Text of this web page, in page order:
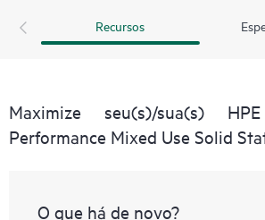
Recursos
Maximize seu(s)/sua(s)
Performance Mixed Use Solid
O que há de novo?